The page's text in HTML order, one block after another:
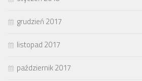
grudzień 2017
listopad 2017
październik 2017